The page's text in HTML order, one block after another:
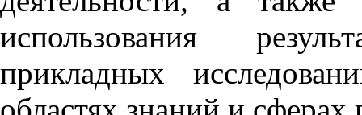
использования
прикладных